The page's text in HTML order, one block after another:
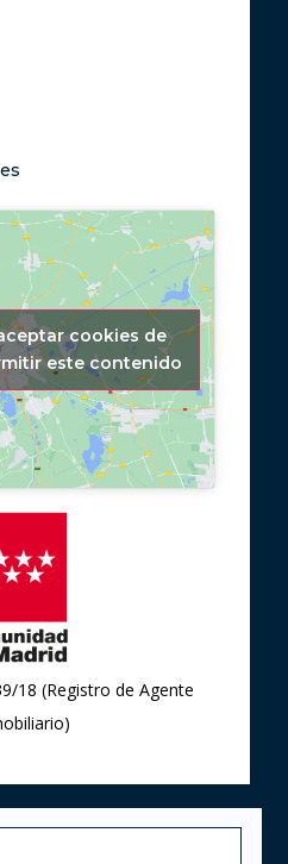
cookies de
este contenido
18 (Registro de Agente